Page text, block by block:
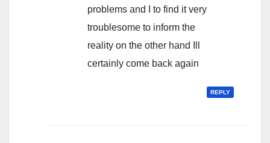
problems and I to find it very
troublesome to inform the
reality on the other hand Ill
certainly come back again
REPLY